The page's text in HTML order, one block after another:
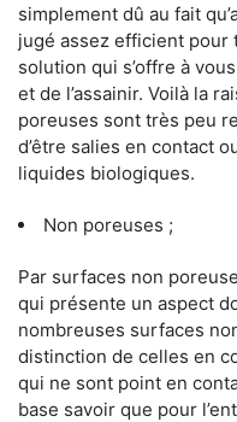
simplement dû au fait
jugé assez efficient pour
solution qui s’offre à
et de l’assainir. Voilà la
poreuses sont très peu
d’être salies en contact
liquides biologiques.
Non poreuses ;
Par surfaces non
qui présente un aspect
nombreuses surfaces
distinction de celles en
qui ne sont point en
base savoir que pour